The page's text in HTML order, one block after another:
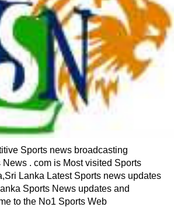
Sports news broadcasting
. com is Most visited Sports
Lanka Latest Sports news updates
Sports News updates and
to the No1 Sports Web